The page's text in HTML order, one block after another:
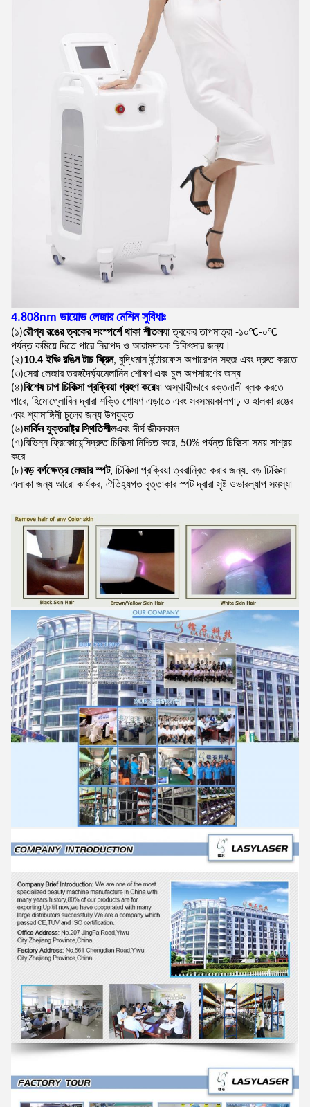
4.808nm ডায়োড লেজার মেশিন সুবিধাঃ
(১)রৌপ্য রঙের ত্বকের সংস্পর্শে থাকা শীতলযা ত্বকের তাপমাত্রা -১০°C-০°C
পর্যন্ত কমিয়ে দিতে পারে নিরাপদ ও আরামদায়ক চিকিৎসার জন্য।
(২)10.4 ইঞ্চি রঙিন টাচ স্ক্রিন, বুদ্ধিমান ইন্টারফেস অপারেশন সহজ এবং দ্রুত করতে
(৩)সেরা লেজার তরঙ্গদৈর্ঘ্যমেলানিন শোষণ এবং চুল অপসারণের জন্য
(৪)বিশেষ চাপ চিকিত্সা প্রক্রিয়া গ্রহণ করেযা অস্থায়ীভাবে রক্তনালী ব্লক করতে
পারে, হিমোগ্লোবিন দ্বারা শক্তি শোষণ এড়াতে এবং সবসময়কালগাঢ় ও হালকা রঙের
এবং শ্যামাঙ্গিনী চুলের জন্য উপযুক্ত
(৬)মার্কিন যুক্তরাষ্ট্র স্থিতিশীলএবং দীর্ঘ জীবনকাল
(৭)বিভিন্ন ফ্রিকোয়েন্সিদ্রুত চিকিত্সা নিশ্চিত করে, 50% পর্যন্ত চিকিত্সা সময় সাশ্রয়
করে
(৮)বড় বর্গক্ষেত্র লেজার স্পট, চিকিত্সা প্রক্রিয়া ত্বরান্বিত করার জন্য. বড় চিকিত্সা
এলাকা জন্য আরো কার্যকর, ঐতিহ্যগত বৃত্তাকার স্পট দ্বারা সৃষ্ট ওভারল্যাপ সমস্যা